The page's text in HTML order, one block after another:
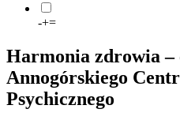
-+=
Harmonia zdrowia –
Annogórskiego
Psychicznego